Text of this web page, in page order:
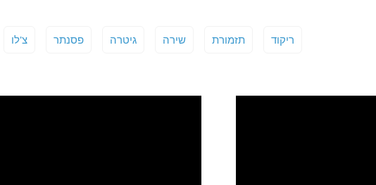
צ'לו פסנתר גיטרה שירה תזמורת ריקוד